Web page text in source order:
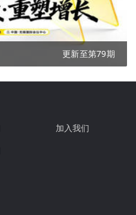
更新至第79期
加入我们